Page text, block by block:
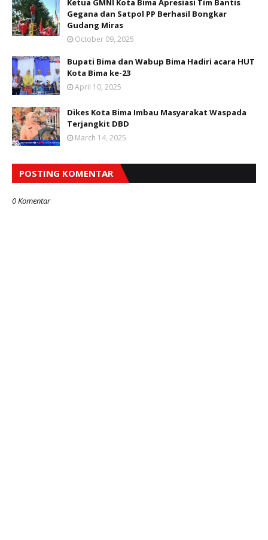
Ketua GMNI Kota Bima Apresiasi Tim Bantis
Gegana dan Satpol PP Berhasil Bongkar
Gudang Miras
October 09, 2025
Bupati Bima dan Wabup Bima Hadiri acara HUT
Kota Bima ke-23
April 10, 2025
Dikes Kota Bima Imbau Masyarakat Waspada
Terjangkit DBD
March 14, 2025
POSTING KOMENTAR
0 Komentar